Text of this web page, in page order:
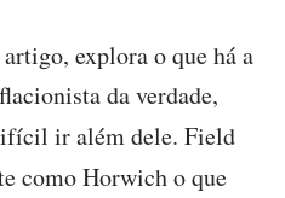
explora o que há a
da verdade,
ir além dele. Field
como Horwich o que